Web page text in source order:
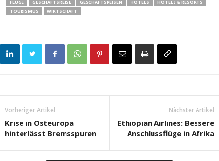
FLÜGE
GESCHÄFTSREISE GESCHÄFTSREISEN HOTELS
HOTELS & RESORTS
TOURISMUS
WIRTSCHAFT
Vorheriger Artikel
Krise in Osteuropa
hinterlässt Bremsspuren
Nächster Artikel
Ethiopian Airlines: Bessere
Anschlussflüge in Afrika